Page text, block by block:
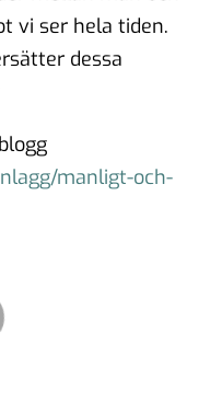
vi ser hela tiden.
dessa
manligt-och-